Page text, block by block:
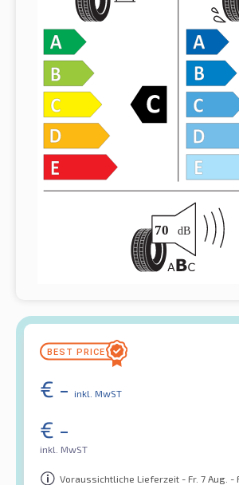
€ - inkl. MwST
€ -
inkl. MwST
Voraussichtliche Lieferzeit - Fr. 7 Aug. -